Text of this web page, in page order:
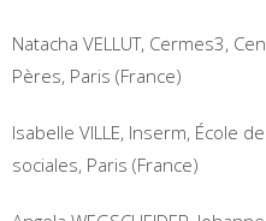
Natacha VELLUT, Cermes3,
Pères, Paris (France)
Isabelle VILLE, Inserm, École
sociales, Paris (France)